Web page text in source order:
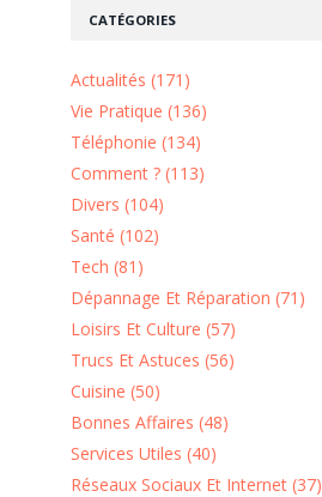
CATÉGORIES
Actualités (171)
Vie Pratique (136)
Téléphonie (134)
Comment ? (113)
Divers (104)
Santé (102)
Tech (81)
Dépannage Et Réparation (71)
Loisirs Et Culture (57)
Trucs Et Astuces (56)
Cuisine (50)
Bonnes Affaires (48)
Services Utiles (40)
Réseaux Sociaux Et Internet (37)